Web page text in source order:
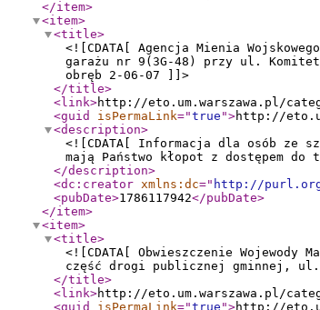
</item>
<item>
<title>
<![CDATA[ Agencja Mienia
garażu nr 9(3G-48) przy ul.
obręb 2-06-07 ]]>
</title>
<link>http://eto.um.warszawa.pl/
<guid
isPermaLink="true ">http://
<description>
<![CDATA[ Informacja dla osób ze
mają Państwo kłopot z dostępem
</description>
<dc:creator xmlns:dc=" http://
<pubDate>1786117942</pubDate>
</item>
<item>
<title>
<![CDATA[ Obwieszczenie
część drogi publicznej gminnej, ul.
</title>
<link>http://eto.um.warszawa.pl/
<guid
isPermaLink="true ">http://